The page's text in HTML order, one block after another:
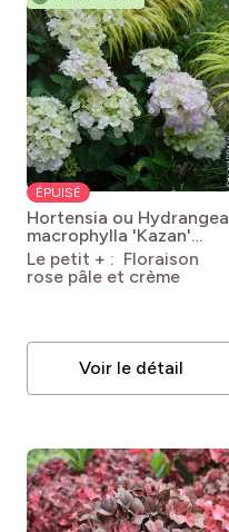
ÉPUISÉ
Hortensia ou Hydrangea
macrophylla 'Kazan'
Hydrangea macrophylla
Kazan
Le petit + : Floraison
rose pâle et crème
Voir le détail